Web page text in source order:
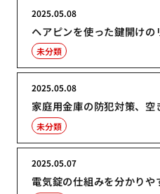
ヘアピンを使った鍵開けの
2025.05.08
未分類
家庭用金庫の防犯対策、空
2025.05.08
未分類
電気錠の仕組みを分かりや
2025.05.07